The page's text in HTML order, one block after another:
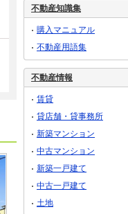
不動産知識集
購入マニュアル
不動産用語集
不動産情報
賃貸
貸店舗・貸事務所
新築マンション
中古マンション
新築一戸建て
中古一戸建て
土地